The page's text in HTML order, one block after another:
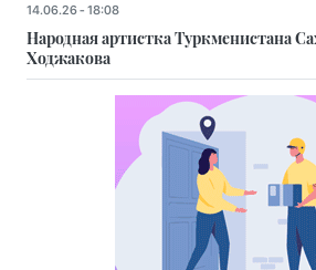
14.06.26 - 18:08
Народная артистка Туркменистана
Ходжакова